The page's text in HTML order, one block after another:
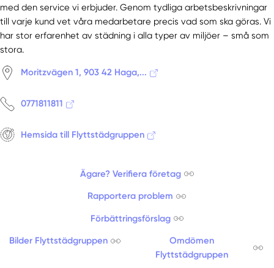
med den service vi erbjuder. Genom tydliga arbetsbeskrivningar
till varje kund vet våra medarbetare precis vad som ska göras. Vi
har stor erfarenhet av städning i alla typer av miljöer – små som
stora.
Moritzvägen 1, 903 42 Haga,...
0771811811
Hemsida till Flyttstädgruppen
Ägare? Verifiera företag
Rapportera problem
Förbättringsförslag
Bilder Flyttstädgruppen
Omdömen
Flyttstädgruppen